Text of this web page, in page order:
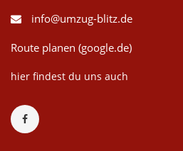
info@umzug-blitz.de
Route planen (google.de)
hier findest du uns auch